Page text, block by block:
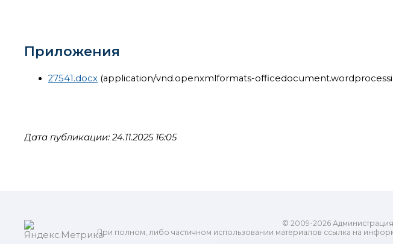
Приложения
27541.docx (application/vnd.openxmlformats-
Дата публикации: 24.11.2025 16:05
© 2009-2026
При полном, либо частичном использовании материалов ссылка на